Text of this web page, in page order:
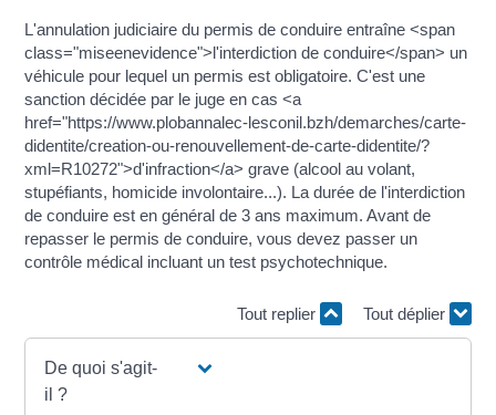
L'annulation judiciaire du permis de conduire entraîne <span
class="miseenevidence">l'interdiction de conduire</span> un
véhicule pour lequel un permis est obligatoire. C'est une
sanction décidée par le juge en cas <a
href="https://www.plobannalec-lesconil.bzh/demarches/carte-
didentite/creation-ou-renouvellement-de-carte-didentite/?
xml=R10272">d'infraction</a> grave (alcool au volant,
stupéfiants, homicide involontaire...). La durée de l'interdiction
de conduire est en général de 3 ans maximum. Avant de
repasser le permis de conduire, vous devez passer un
contrôle médical incluant un test psychotechnique.
Tout replier Tout déplier
De quoi s'agit-
il ?